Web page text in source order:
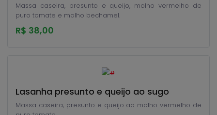
Massa caseira, presunto e queijo, molho vermelho de
puro tomate e molho bechamel.
R$ 38,00
Lasanha presunto e queijo ao sugo
Massa caseira, presunto e queijo ao molho vermelho de